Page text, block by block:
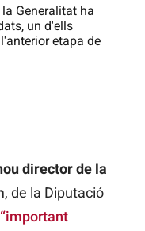
Generalitat ha
un d'ells
etapa de
director de la
, de la Diputació
“important